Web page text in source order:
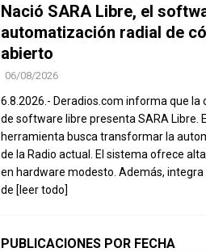
Nació SARA Libre, el
automatización radial de
abierto
06/08/2026
6.8.2026.- Deradios.com informa que la
de software libre presenta SARA Libre.
herramienta busca transformar la
de la Radio actual. El sistema ofrece
en hardware modesto. Además,
de [leer todo]
PUBLICACIONES POR FECHA